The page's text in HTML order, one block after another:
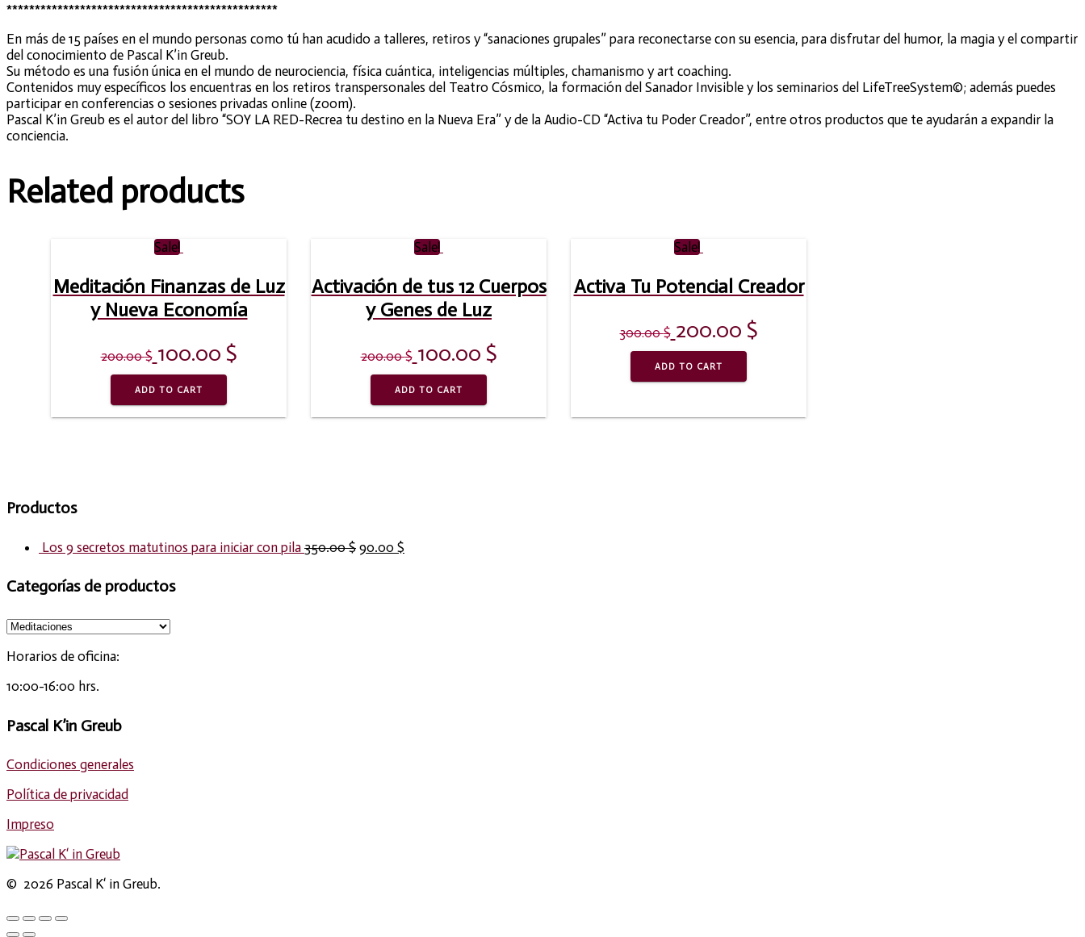
************************************************
En más de 15 países en el mundo personas como tú han acudido a talleres, retiros y “sanaciones grupales” para reconectarse con su esencia, para disfrutar del humor, la magia y el compartir
del conocimiento de Pascal K’in Greub.
Su método es una fusión única en el mundo de neurociencia, física cuántica, inteligencias múltiples, chamanismo y art coaching.
Contenidos muy específicos los encuentras en los retiros transpersonales del Teatro Cósmico, la formación del Sanador Invisible y los seminarios del LifeTreeSystem©; además puedes
participar en conferencias o sesiones privadas online (zoom).
Pascal K’in Greub es el autor del libro “SOY LA RED-Recrea tu destino en la Nueva Era” y de la Audio-CD “Activa tu Poder Creador”, entre otros productos que te ayudarán a expandir la
conciencia.
Related products
Sale!
Meditación Finanzas de Luz
y Nueva Economía
200.00$ 100.00 $
ADD TO CART
Sale!
Activación de tus 12 Cuerpos
y Genes de Luz
200.00$ 100.00 $
ADD TO CART
Sale!
Activa Tu Potencial Creador
300.00$ 200.00 $
ADD TO CART
Productos
Los 9 secretos matutinos para iniciar con pila 350.00$ 90.00 $
Categorías de productos
Horarios de oficina:
10:00-16:00 hrs.
Pascal K’in Greub
Condiciones generales
Política de privacidad
Impreso
© 2026 Pascal K‘ in Greub.